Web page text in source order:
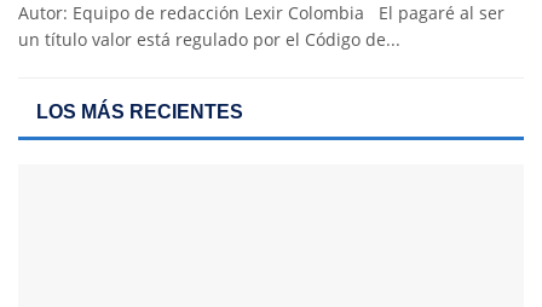
Autor: Equipo de redacción Lexir Colombia El pagaré al ser
un título valor está regulado por el Código de...
LOS MÁS RECIENTES